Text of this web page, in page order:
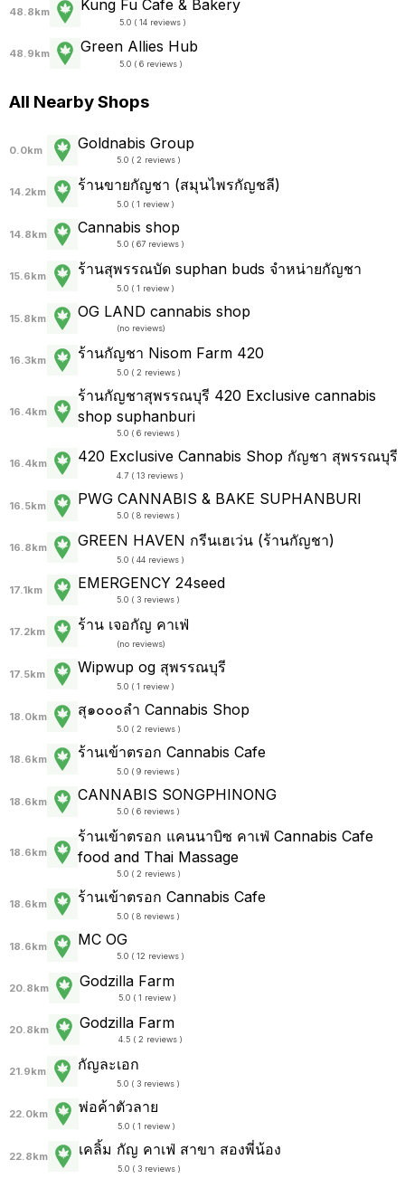
48.8km Kung Fu Cafe & Bakery
5.0 ( 14 reviews )
48.9km Green Allies Hub
5.0 ( 6 reviews )
All Nearby Shops
0.0km Goldnabis Group
5.0 ( 2 reviews )
14.2km ร้านขายกัญชา (สมุนไพรกัญชลี)
5.0 ( 1 review )
14.8km Cannabis shop
5.0 ( 67 reviews )
15.6km ร้านสุพรรณบัด suphan buds จำหน่ายกัญชา
5.0 ( 1 review )
15.8km OG LAND cannabis shop
(no reviews)
16.3km ร้านกัญชา Nisom Farm 420
5.0 ( 2 reviews )
16.4km
ร้านกัญชาสุพรรณบุรี 420 Exclusive cannabis
shop suphanburi
5.0 ( 6 reviews )
16.4km 420 Exclusive Cannabis Shop กัญชา สุพรรณบุรี
4.7 ( 13 reviews )
16.5km PWG CANNABIS & BAKE SUPHANBURI
5.0 ( 8 reviews )
16.8km GREEN HAVEN กรีนเฮเว่น (ร้านกัญชา)
5.0 ( 44 reviews )
17.1km EMERGENCY 24seed
5.0 ( 3 reviews )
17.2km ร้าน เจอกัญ คาเฟ่
(no reviews)
17.5km Wipwup og สุพรรณบุรี
5.0 ( 1 review )
18.0km สุ๑๐๐๐ลำ Cannabis Shop
5.0 ( 2 reviews )
18.6km ร้านเข้าตรอก Cannabis Cafe
5.0 ( 9 reviews )
18.6km CANNABIS SONGPHINONG
5.0 ( 6 reviews )
18.6km
ร้านเข้าตรอก แคนนาบิซ คาเฟ่ Cannabis Cafe
food and Thai Massage
5.0 ( 2 reviews )
18.6km ร้านเข้าตรอก Cannabis Cafe
5.0 ( 8 reviews )
18.6km MC OG
5.0 ( 12 reviews )
20.8km Godzilla Farm
5.0 ( 1 review )
20.8km Godzilla Farm
4.5 ( 2 reviews )
21.9km กัญละเอก
5.0 ( 3 reviews )
22.0km พ่อค้าตัวลาย
5.0 ( 1 review )
22.8km เคลิ้ม กัญ คาเฟ่ สาขา สองพี่น้อง
5.0 ( 3 reviews )